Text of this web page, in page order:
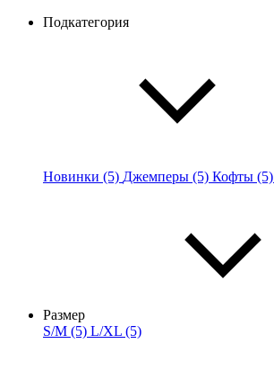
Подкатегория
Новинки (5) Джемперы (5) Кофты (5)
Размер
S/M (5) L/XL (5)